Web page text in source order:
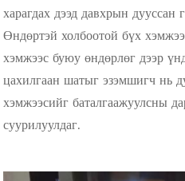
харагдах дээд давхрын
Өндөртэй холбоотой бүх
хэмжээс буюу өндөрлөг дээр
цахилгаан шатыг эзэмшигч нь
хэмжээсийг баталгаажуулсны
суурилуулдаг.